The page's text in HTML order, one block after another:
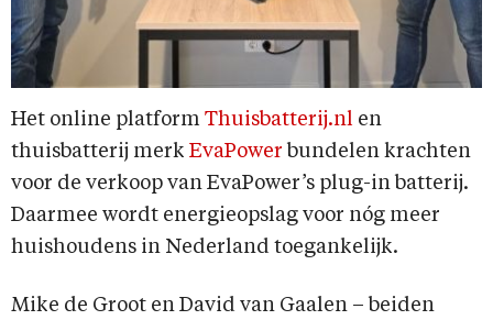
Het online platform Thuisbatterij.nl en
thuisbatterij merk EvaPower bundelen krachten
voor de verkoop van EvaPower’s plug-in batterij.
Daarmee wordt energieopslag voor nóg meer
huishoudens in Nederland toegankelijk.
Mike de Groot en David van Gaalen – beiden